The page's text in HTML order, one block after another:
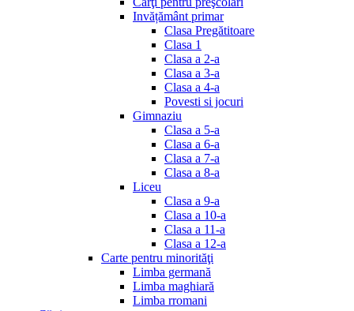
Invățământ primar
Clasa Pregătitoare
Clasa 1
Clasa a 2-a
Clasa a 3-a
Clasa a 4-a
Povesti si jocuri
Gimnaziu
Clasa a 5-a
Clasa a 6-a
Clasa a 7-a
Clasa a 8-a
Liceu
Clasa a 9-a
Clasa a 10-a
Clasa a 11-a
Clasa a 12-a
Carte pentru minorităţi
Limba germană
Limba maghiară
Limba rromani